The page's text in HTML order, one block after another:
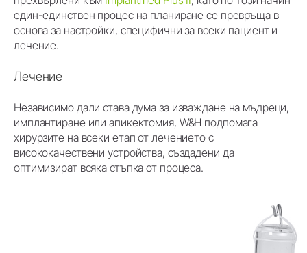
един-единствен процес на планиране се превръща в
основа за настройки, специфични за всеки пациент и
лечение.
Лечение
Независимо дали става дума за изваждане на мъдреци,
имплантиране или апикектомия, W&H подпомага
хирурзите на всеки етап от лечението с
висококачествени устройства, създадени да
оптимизират всяка стъпка от процеса.